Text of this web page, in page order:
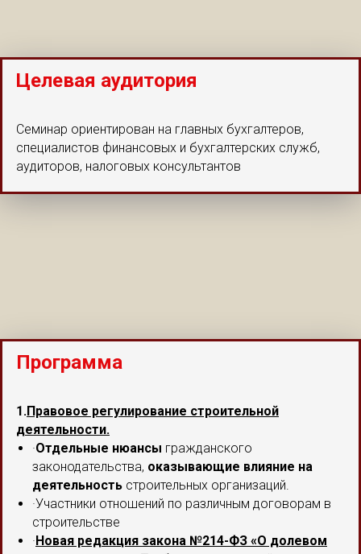
Целевая аудитория
Семинар ориентирован на главных бухгалтеров,
специалистов финансовых и бухгалтерских служб,
аудиторов, налоговых консультантов
Программа
1.Правовое регулирование строительной
деятельности.
·Отдельные нюансы гражданского
законодательства, оказывающие влияние на
деятельность строительных организаций.
·Участники отношений по различным договорам в
строительстве
·Новая редакция закона №214-ФЗ «О долевом